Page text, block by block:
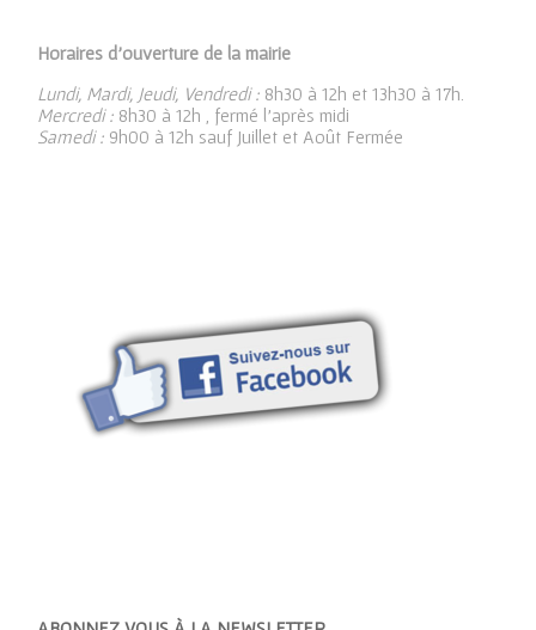
Horaires d’ouverture de la mairie
Lundi, Mardi, Jeudi, Vendredi : 8h30 à 12h et 13h30 à 17h.
Mercredi : 8h30 à 12h , fermé l’après midi
Samedi : 9h00 à 12h sauf Juillet et Août Fermée